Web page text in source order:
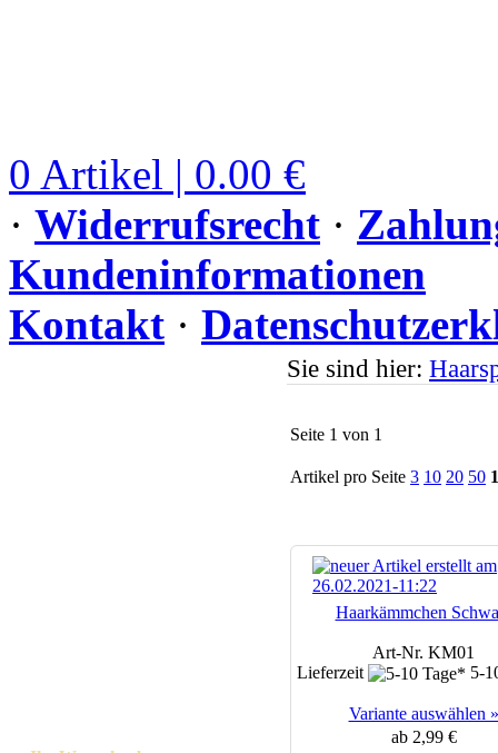
0 Artikel | 0.00 €
· Widerrufsrecht ·
Kundeninformationen
Kontakt ·
Sie sind hier:
Seite 1 von 1
Artikel pro Seite 3 10 20 50
Haarkämmchen
Art-Nr. KM01
Lieferzeit
5-
Variante auswählen »
ab 2,99 €